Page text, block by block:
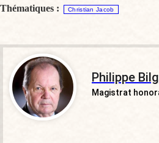
Thématiques : Christian Jacob
Philippe
Magistrat